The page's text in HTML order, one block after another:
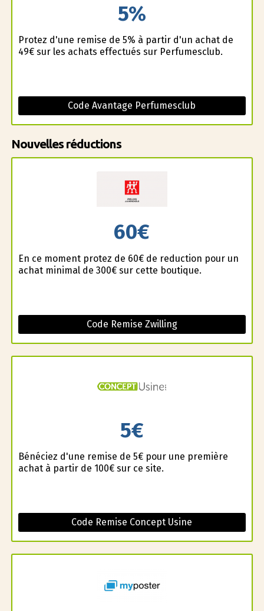
5%
Profitez d'une remise de 5% à partir d'un achat de
49€ sur les achats effectués sur Perfumesclub.
Code Avantage Perfumesclub
Nouvelles réductions
60€
En ce moment profitez de 60€ de reduction pour un
achat minimal de 300€ sur cette boutique.
Code Remise Zwilling
5€
Bénéficiez d'une remise de 5€ pour une première
achat à partir de 100€ sur ce site.
Code Remise Concept Usine